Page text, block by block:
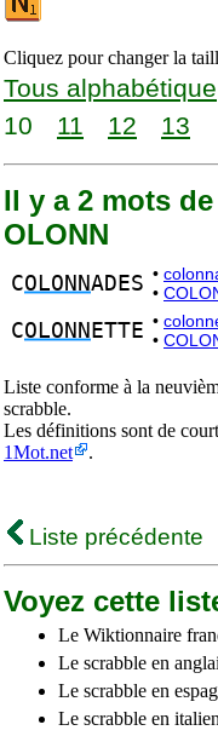
Cliquez pour changer la
Tous alphabétique
10
11 12 13
Il y a 2 mots
OLONN
COLONNADES •
•
COLONN ETTE •
•
Liste conforme à la
scrabble.
Les définitions sont de
1Mot.net
.
Liste précédente
Voyez cette
Le Wiktionnaire
Le scrabble en
Le scrabble en
Le scrabble en